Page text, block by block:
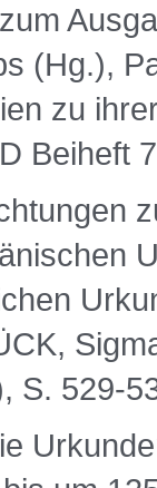
(Hg.),
zu
Beiheft
S. 529-